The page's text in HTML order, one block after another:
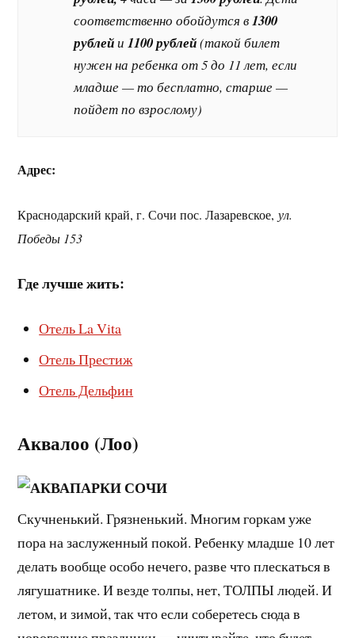
соответственно обойдутся в1300
рублейи 1100 рублей(такой билет
нужен на ребенка от 5 до 11 лет, если
младше — то бесплатно, старше —
пойдет по взрослому)
Адрес:
Краснодарский край, г. Сочи пос. Лазаревское,ул.
Победы 153
Где лучше жить:
Отель La Vita
Отель Престиж
Отель Дельфин
️Аквалоо (Лоо)
Скучненький. Грязненький. Многим горкам уже
пора на заслуженный покой. Ребенку младше 10 лет
делать вообще особо нечего, разве что плескаться в
лягушатнике. И везде толпы, нет, ТОЛПЫ людей. И
летом, и зимой, так что если соберетесь сюда в